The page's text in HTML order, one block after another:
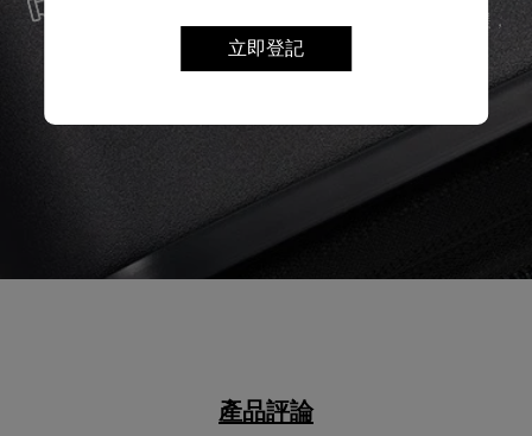
立即登記
我們以最優質的物料製造產品，並提供可靠的服務支援，
確保無論任何情況，您的旅程始終領先一步。
產品評論